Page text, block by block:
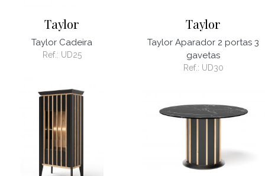
Taylor
Taylor Cadeira
Ref.: UD25
Taylor
Taylor Aparador 2 portas 3
gavetas
Ref.: UD30